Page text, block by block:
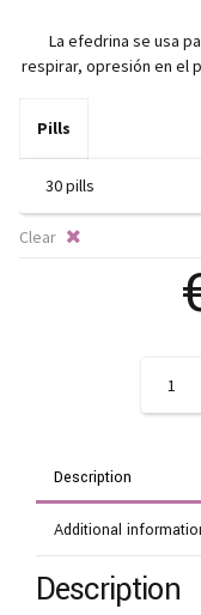
La efedrina se usa
respirar, opresión en el
Pills
Clear
Description
Additional
Description